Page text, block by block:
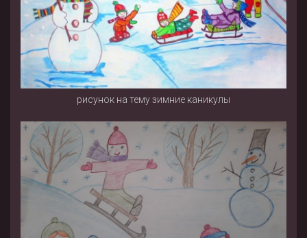
рисунок на тему зимние каникулы